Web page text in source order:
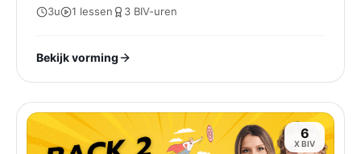
3u 1 lessen 3 BIV-uren
Bekijk vorming
6
X BIV